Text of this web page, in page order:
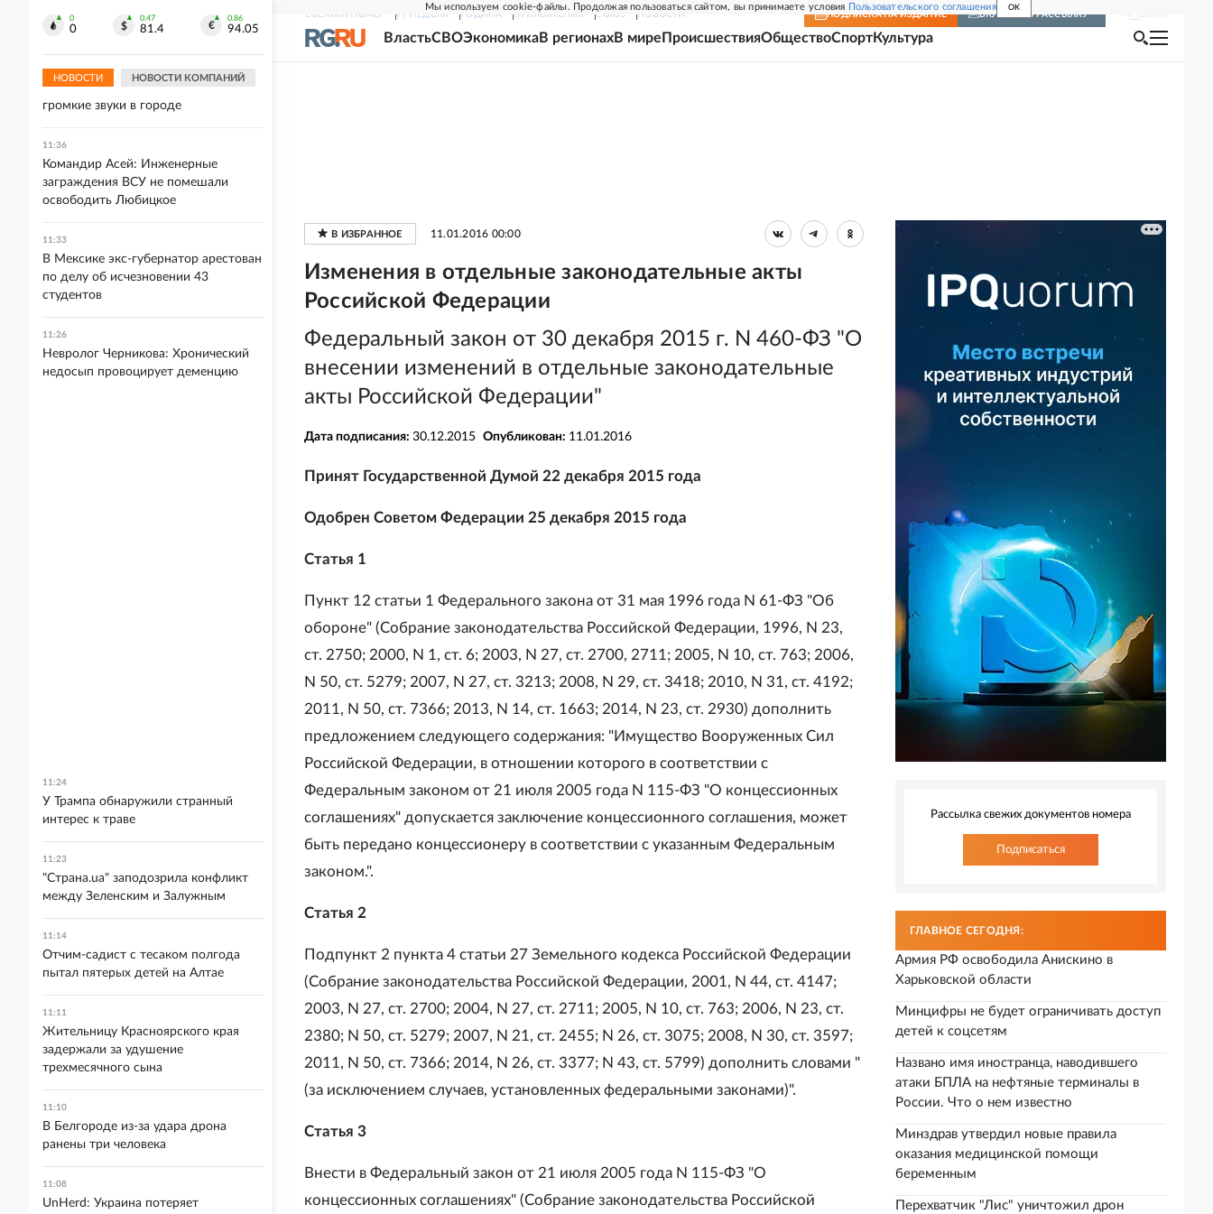
Мы используем cookie-файлы. Продолжая пользоваться сайтом, вы принимаете условия Пользовательского соглашения OK
СВЕЖИЙ НОМЕР РГ-НЕДЕЛЯ РОДИНА ПРИЛОЖЕНИЯ СОЮЗ НОВОСТИ ПОДПИСКА НА ИЗДАНИЕ ВКЛЮЧИТЬ РАССЫЛКУ
ВластьСВОЭкономикаВ регионахВ мире ПроисшествияОбществоСпортКультура
11.01.2016 00:00
Изменения в отдельные законодательные акты
Российской Федерации
Федеральный закон от 30 декабря 2015 г. N 460-ФЗ "О
внесении изменений в отдельные законодательные
акты Российской Федерации"
Дата подписания: 30.12.2015 Опубликован: 11.01.2016
Принят Государственной Думой 22 декабря 2015 года
Одобрен Советом Федерации 25 декабря 2015 года
Статья 1
Пункт 12 статьи 1 Федерального закона от 31 мая 1996 года N 61-ФЗ "Об
обороне" (Собрание законодательства Российской Федерации, 1996, N 23,
ст. 2750; 2000, N 1, ст. 6; 2003, N 27, ст. 2700, 2711; 2005, N 10, ст. 763; 2006,
N 50, ст. 5279; 2007, N 27, ст. 3213; 2008, N 29, ст. 3418; 2010, N 31, ст. 4192;
2011, N 50, ст. 7366; 2013, N 14, ст. 1663; 2014, N 23, ст. 2930) дополнить
предложением следующего содержания: "Имущество Вооруженных Сил
Российской Федерации, в отношении которого в соответствии с
Федеральным законом от 21 июля 2005 года N 115-ФЗ "О концессионных
соглашениях" допускается заключение концессионного соглашения, может
быть передано концессионеру в соответствии с указанным Федеральным
законом.".
Статья 2
Подпункт 2 пункта 4 статьи 27 Земельного кодекса Российской Федерации
(Собрание законодательства Российской Федерации, 2001, N 44, ст. 4147;
2003, N 27, ст. 2700; 2004, N 27, ст. 2711; 2005, N 10, ст. 763; 2006, N 23, ст.
2380; N 50, ст. 5279; 2007, N 21, ст. 2455; N 26, ст. 3075; 2008, N 30, ст. 3597;
2011, N 50, ст. 7366; 2014, N 26, ст. 3377; N 43, ст. 5799) дополнить словами "
(за исключением случаев, установленных федеральными законами)".
Статья 3
Внести в Федеральный закон от 21 июля 2005 года N 115-ФЗ "О
концессионных соглашениях" (Собрание законодательства Российской
Рассылка свежих документов номера
Подписаться
ГЛАВНОЕ СЕГОДНЯ:
Армия РФ освободила Анискино в
Харьковской области
Минцифры не будет ограничивать доступ
детей к соцсетям
Названо имя иностранца, наводившего
атаки БПЛА на нефтяные терминалы в
России. Что о нем известно
Минздрав утвердил новые правила
оказания медицинской помощи
беременным
Перехватчик "Лис" уничтожил дрон
0
0
0.47
81.4
0.86
94.05
НОВОСТИ НОВОСТИ КОМПАНИЙ
мозга
11:37
Власти Геленджика объяснили
громкие звуки в городе
11:36
Командир Асей: Инженерные
заграждения ВСУ не помешали
освободить Любицкое
11:33
В Мексике экс-губернатор арестован
по делу об исчезновении 43
студентов
11:26
Невролог Черникова: Хронический
недосып провоцирует деменцию
11:24
У Трампа обнаружили странный
интерес к траве
11:23
"Страна.ua" заподозрила конфликт
между Зеленским и Залужным
11:14
Отчим-садист с тесаком полгода
пытал пятерых детей на Алтае
11:11
Жительницу Красноярского края
задержали за удушение
трехмесячного сына
11:10
В Белгороде из-за удара дрона
ранены три человека
11:08
UnHerd: Украина потеряет